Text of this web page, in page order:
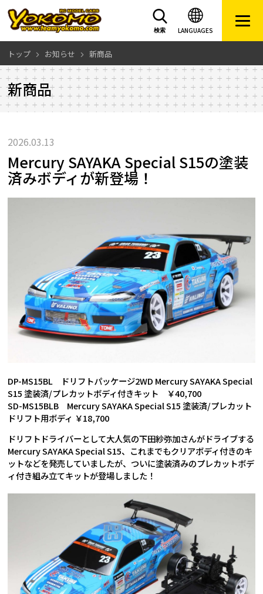
LANGUAGES
検索
トップ お知らせ 新商品
新商品
2026.03.13
Mercury SAYAKA Special S15の塗装
済みボディが新登場！
DP-MS15BL ドリフトパッケージ2WD Mercury SAYAKA Special
S15 塗装済/プレカットボディ付きキット ￥40,700
SD-MS15BLB Mercury SAYAKA Special S15 塗装済/プレカット
ドリフト用ボディ ￥18,700
ドリフトドライバーとして大人気の下田紗弥加さんがドライブする
Mercury SAYAKA Special S15、これまでもクリアボディ付きのキ
ットなどを発売していましたが、ついに塗装済みのプレカットボデ
ィ付き組み立てキットが登場しました！